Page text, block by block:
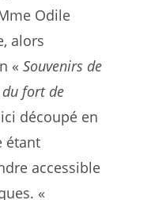
Odile
alors
«Souvenirs de
fort de
découpé en
étant
accessible
«